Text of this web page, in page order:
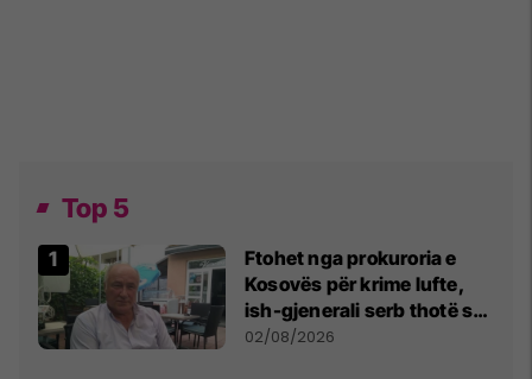
Top 5
Ftohet nga prokuroria e
Kosovës për krime lufte,
ish-gjenerali serb thotë se
dikush e tradhtoi në
02/08/2026